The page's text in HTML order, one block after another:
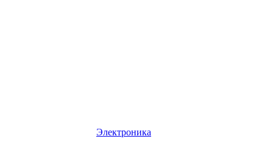
Электроника